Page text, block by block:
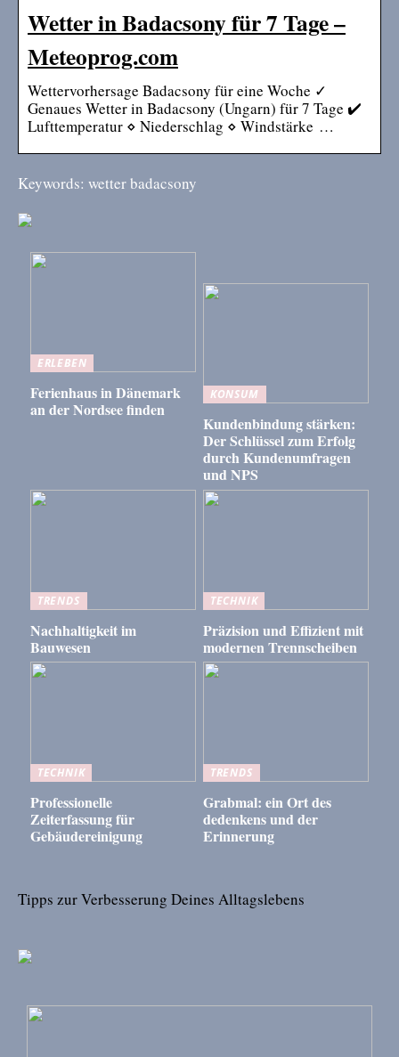
Wetter in Badacsony für 7 Tage –
Meteoprog.com
Wettervorhersage Badacsony für eine Woche ✓
Genaues Wetter in Badacsony (Ungarn) für 7 Tage ✔️
Lufttemperatur ⋄ Niederschlag ⋄ Windstärke …
Keywords: wetter badacsony
ERLEBEN
Ferienhaus in Dänemark
an der Nordsee finden
KONSUM
Kundenbindung stärken:
Der Schlüssel zum Erfolg
durch Kundenumfragen
und NPS
TRENDS
Nachhaltigkeit im
Bauwesen
TECHNIK
Präzision und Effizient mit
modernen Trennscheiben
TECHNIK
Professionelle
Zeiterfassung für
Gebäudereinigung
TRENDS
Grabmal: ein Ort des
dedenkens und der
Erinnerung
Tipps zur Verbesserung Deines Alltagslebens